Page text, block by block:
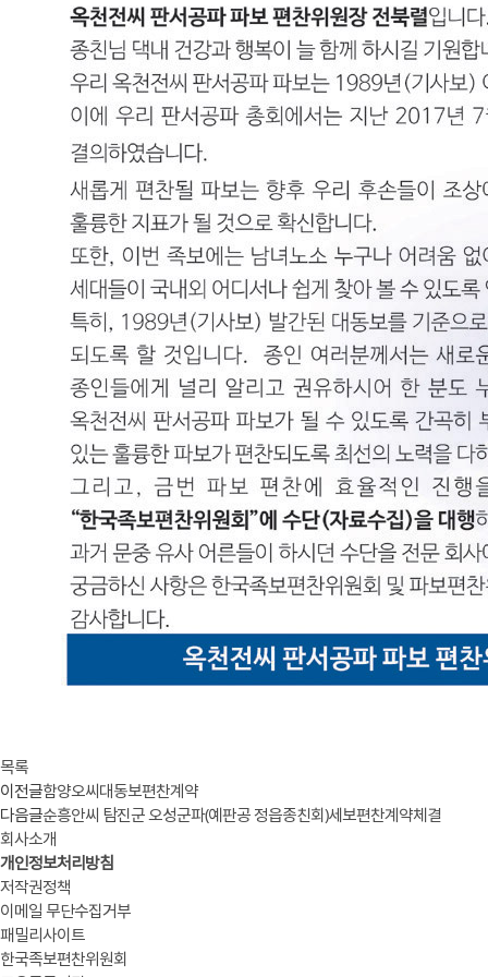
목록
이전글함양오씨대동보편찬계약
다음글순흥안씨 탐진군 오성군파(예판공 정읍종친회)세보편찬계약체결
회사소개
개인정보처리방침
저작권정책
이메일 무단수집거부
패밀리사이트
한국족보편찬위원회